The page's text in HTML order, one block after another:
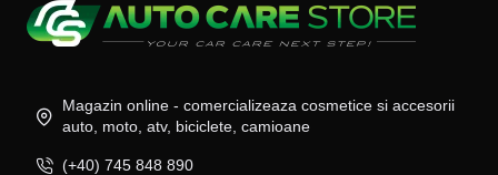
Magazin online - comercializeaza cosmetice si accesorii
auto, moto, atv, biciclete, camioane
(+40) 745 848 890